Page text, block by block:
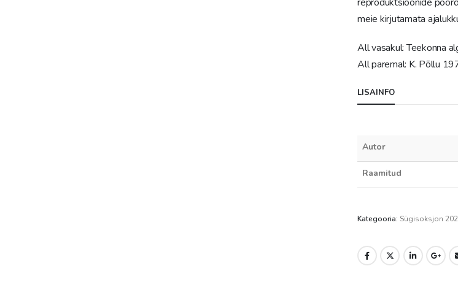
meie kirjutamata
All vasakul: Teekonna
All paremal: K. Põllu
LISAINFO
Autor
Raamitud
Kategooria: Sügisoksjon